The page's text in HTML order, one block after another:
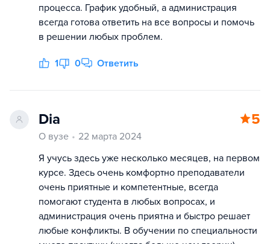
процесса. График удобный, а администрация
всегда готова ответить на все вопросы и помочь
в решении любых проблем.
1 0 Ответить
Dia 5
О вузе
22 марта 2024
Я учусь здесь уже несколько месяцев, на первом
курсе. Здесь очень комфортно преподаватели
очень приятные и компетентные, всегда
помогают студента в любых вопросах, и
администрация очень приятна и быстро решает
любые конфликты. В обучении по специальности